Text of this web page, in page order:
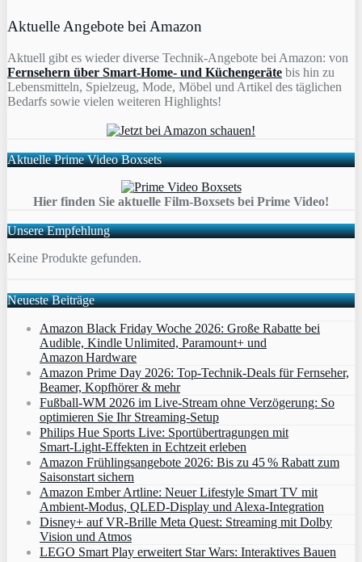
Aktuelle Angebote bei Amazon
Aktuell gibt es wieder diverse Technik-Angebote bei Amazon: von
Fernsehern über Smart-Home- und Küchengeräte bis hin zu
Lebensmitteln, Spielzeug, Mode, Möbel und Artikel des täglichen
Bedarfs sowie vielen weiteren Highlights!
Aktuelle Prime Video Boxsets
Hier finden Sie aktuelle Film-Boxsets bei Prime Video!
Unsere Empfehlung
Keine Produkte gefunden.
Neueste Beiträge
Amazon Black Friday Woche 2026: Große Rabatte bei
Audible, Kindle Unlimited, Paramount+ und
Amazon Hardware
Amazon Prime Day 2026: Top-Technik-Deals für Fernseher,
Beamer, Kopfhörer & mehr
Fußball-WM 2026 im Live-Stream ohne Verzögerung: So
optimieren Sie Ihr Streaming-Setup
Philips Hue Sports Live: Sportübertragungen mit
Smart‑Light‑Effekten in Echtzeit erleben
Amazon Frühlingsangebote 2026: Bis zu 45 % Rabatt zum
Saisonstart sichern
Amazon Ember Artline: Neuer Lifestyle Smart TV mit
Ambient‑Modus, QLED‑Display und Alexa‑Integration
Disney+ auf VR-Brille Meta Quest: Streaming mit Dolby
Vision und Atmos
LEGO Smart Play erweitert Star Wars: Interaktives Bauen